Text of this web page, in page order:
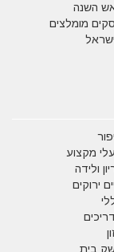
השנה
מומלצים
מקצוע
ולידה
ירוקים
בית